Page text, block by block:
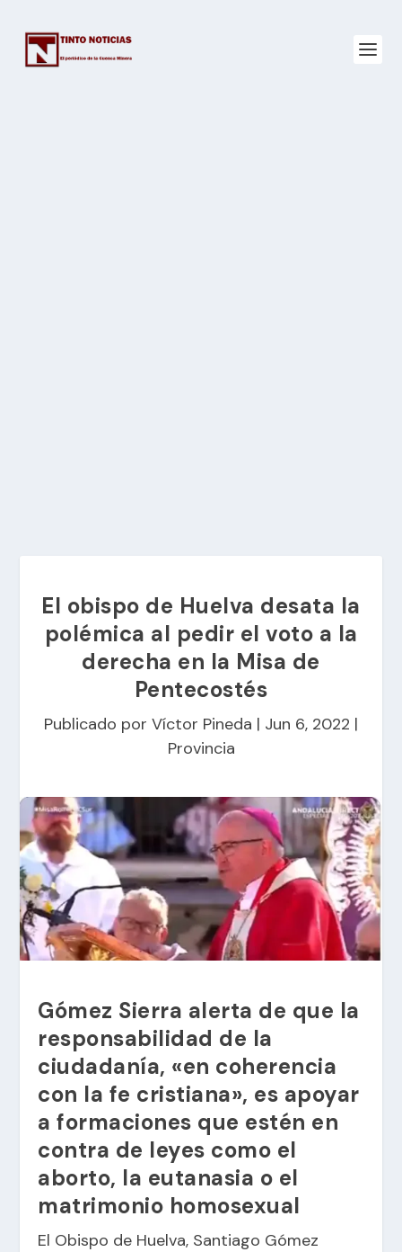
El obispo de Huelva desata la
polémica al pedir el voto a la
derecha en la Misa de
Pentecostés
Publicado por Víctor Pineda | Jun 6, 2022 |
Provincia
Gómez Sierra alerta de que la
responsabilidad de la
ciudadanía, «en coherencia
con la fe cristiana», es apoyar
a formaciones que estén en
contra de leyes como el
aborto, la eutanasia o el
matrimonio homosexual
El Obispo de Huelva, Santiago Gómez